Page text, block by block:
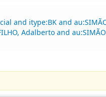
and itype:BK and
Adalberto and